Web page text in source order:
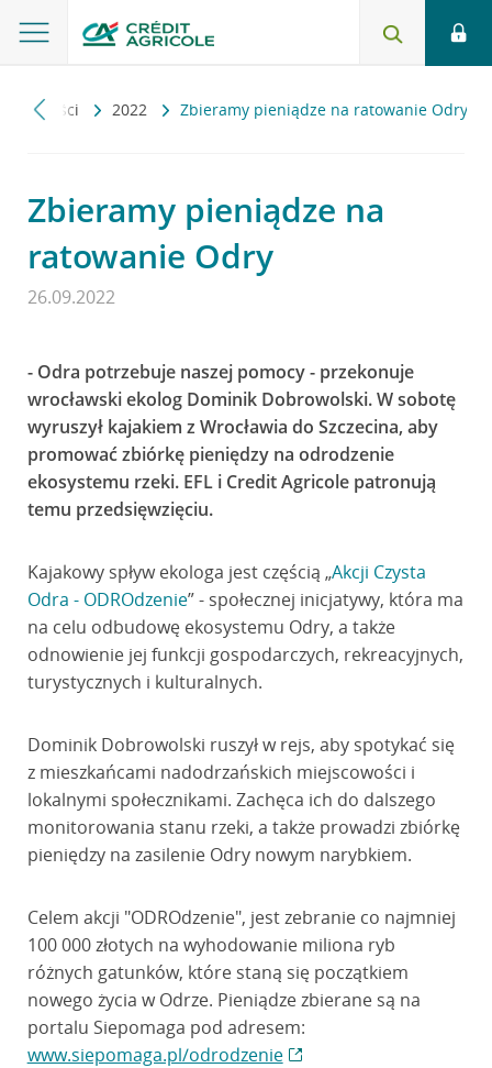
2022 Zbieramy pieniądze na ratowanie Odry
Zbieramy pieniądze na
ratowanie Odry
26.09.2022
- Odra potrzebuje naszej pomocy - przekonuje
wrocławski ekolog Dominik Dobrowolski. W sobotę
wyruszył kajakiem z Wrocławia do Szczecina, aby
promować zbiórkę pieniędzy na odrodzenie
ekosystemu rzeki. EFL i Credit Agricole patronują
temu przedsięwzięciu.
Kajakowy spływ ekologa jest częścią „Akcji Czysta
Odra - ODROdzenie” - społecznej inicjatywy, która ma
na celu odbudowę ekosystemu Odry, a także
odnowienie jej funkcji gospodarczych, rekreacyjnych,
turystycznych i kulturalnych.
Dominik Dobrowolski ruszył w rejs, aby spotykać się
z mieszkańcami nadodrzańskich miejscowości i
lokalnymi społecznikami. Zachęca ich do dalszego
monitorowania stanu rzeki, a także prowadzi zbiórkę
pieniędzy na zasilenie Odry nowym narybkiem.
Celem akcji "ODROdzenie", jest zebranie co najmniej
100 000 złotych na wyhodowanie miliona ryb
różnych gatunków, które staną się początkiem
nowego życia w Odrze. Pieniądze zbierane są na
portalu Siepomaga pod adresem:
www.siepomaga.pl/odrodzenie